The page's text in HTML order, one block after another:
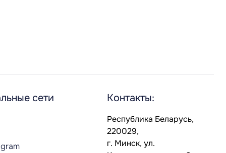
сети Контакты:
Республика Беларусь,
220029,
г. Минск, ул.